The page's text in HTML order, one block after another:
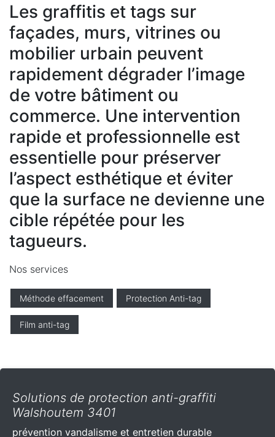
Les graffitis et tags sur
façades, murs, vitrines ou
mobilier urbain peuvent
rapidement dégrader l’image
de votre bâtiment ou
commerce. Une intervention
rapide et professionnelle est
essentielle pour préserver
l’aspect esthétique et éviter
que la surface ne devienne une
cible répétée pour les
tagueurs.
Nos services
Méthode effacement Protection Anti-tag
Film anti-tag
Solutions de protection anti-graffiti
Walshoutem 3401
prévention vandalisme et entretien durable